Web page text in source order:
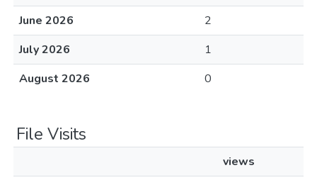
June 2026
2
July 2026
1
August 2026
0
File Visits
views